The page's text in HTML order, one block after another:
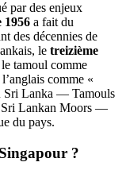
par des enjeux
1956 a fait du
des décennies de
le treizième
tamoul comme
comme «
Sri Lanka — Tamouls
Sri Lankan Moors —
du pays.
?